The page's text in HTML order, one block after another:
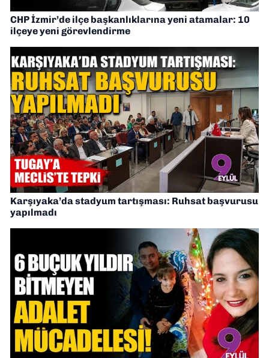
CHP İzmir’de ilçe başkanlıklarına yeni atamalar: 10
ilçeye yeni görevlendirme
Karşıyaka’da stadyum tartışması: Ruhsat başvurusu
yapılmadı